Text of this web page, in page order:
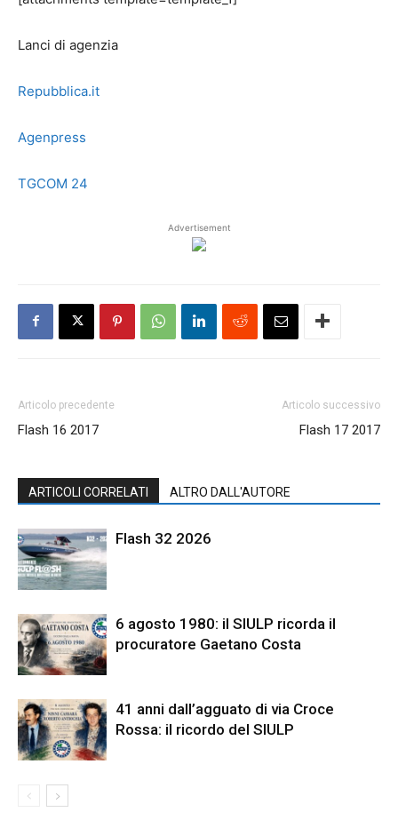
Lanci di agenzia
Repubblica.it
Agenpress
TGCOM 24
Advertisement
Articolo precedente
Flash 16 2017
Articolo successivo
Flash 17 2017
ARTICOLI CORRELATI ALTRO DALL'AUTORE
Flash 32 2026
6 agosto 1980: il SIULP ricorda il
procuratore Gaetano Costa
41 anni dall’agguato di via Croce
Rossa: il ricordo del SIULP